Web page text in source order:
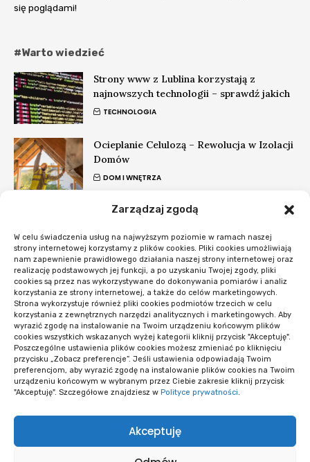
Zarządzaj zgodą
W celu świadczenia usług na najwyższym poziomie w ramach naszej
strony internetowej korzystamy z plików cookies. Pliki cookies umożliwiają
nam zapewnienie prawidłowego działania naszej strony internetowej oraz
realizację podstawowych jej funkcji, a po uzyskaniu Twojej zgody, pliki
cookies są przez nas wykorzystywane do dokonywania pomiarów i analiz
korzystania ze strony internetowej, a także do celów marketingowych.
Strona wykorzystuje również pliki cookies podmiotów trzecich w celu
korzystania z zewnętrznych narzędzi analitycznych i marketingowych. Aby
wyrazić zgodę na instalowanie na Twoim urządzeniu końcowym plików
cookies wszystkich wskazanych wyżej kategorii kliknij przycisk "Akceptuję".
Poszczególne ustawienia plików cookies możesz zmieniać po kliknięciu
przycisku „Zobacz preferencje”. Jeśli ustawienia odpowiadają Twoim
preferencjom, aby wyrazić zgodę na instalowanie plików cookies na Twoim
urządzeniu końcowym w wybranym przez Ciebie zakresie kliknij przycisk
"Akceptuję". Szczegółowe znajdziesz w Polityce prywatności.
Akceptuję
się poglądami!
#Warto wiedzieć
Strony www z Lublina korzystają z
najnowszych technologii – sprawdź jakich
TECHNOLOGIA
Ocieplanie Celulozą – Rewolucja w Izolacji
Domów
DOM I WNĘTRZA
Sukces e-commerce zależy od sprawnego
POZOSTAŁE
#Nowości
Co sprawdzić przed startem systemu
rezerwacji
OPROGRAMOWANIE I APLIKACJE
Opieka WordPress po wdrożeniu: kiedy i
co obejmuje
Wiele wersji logo i niespójne materiały: